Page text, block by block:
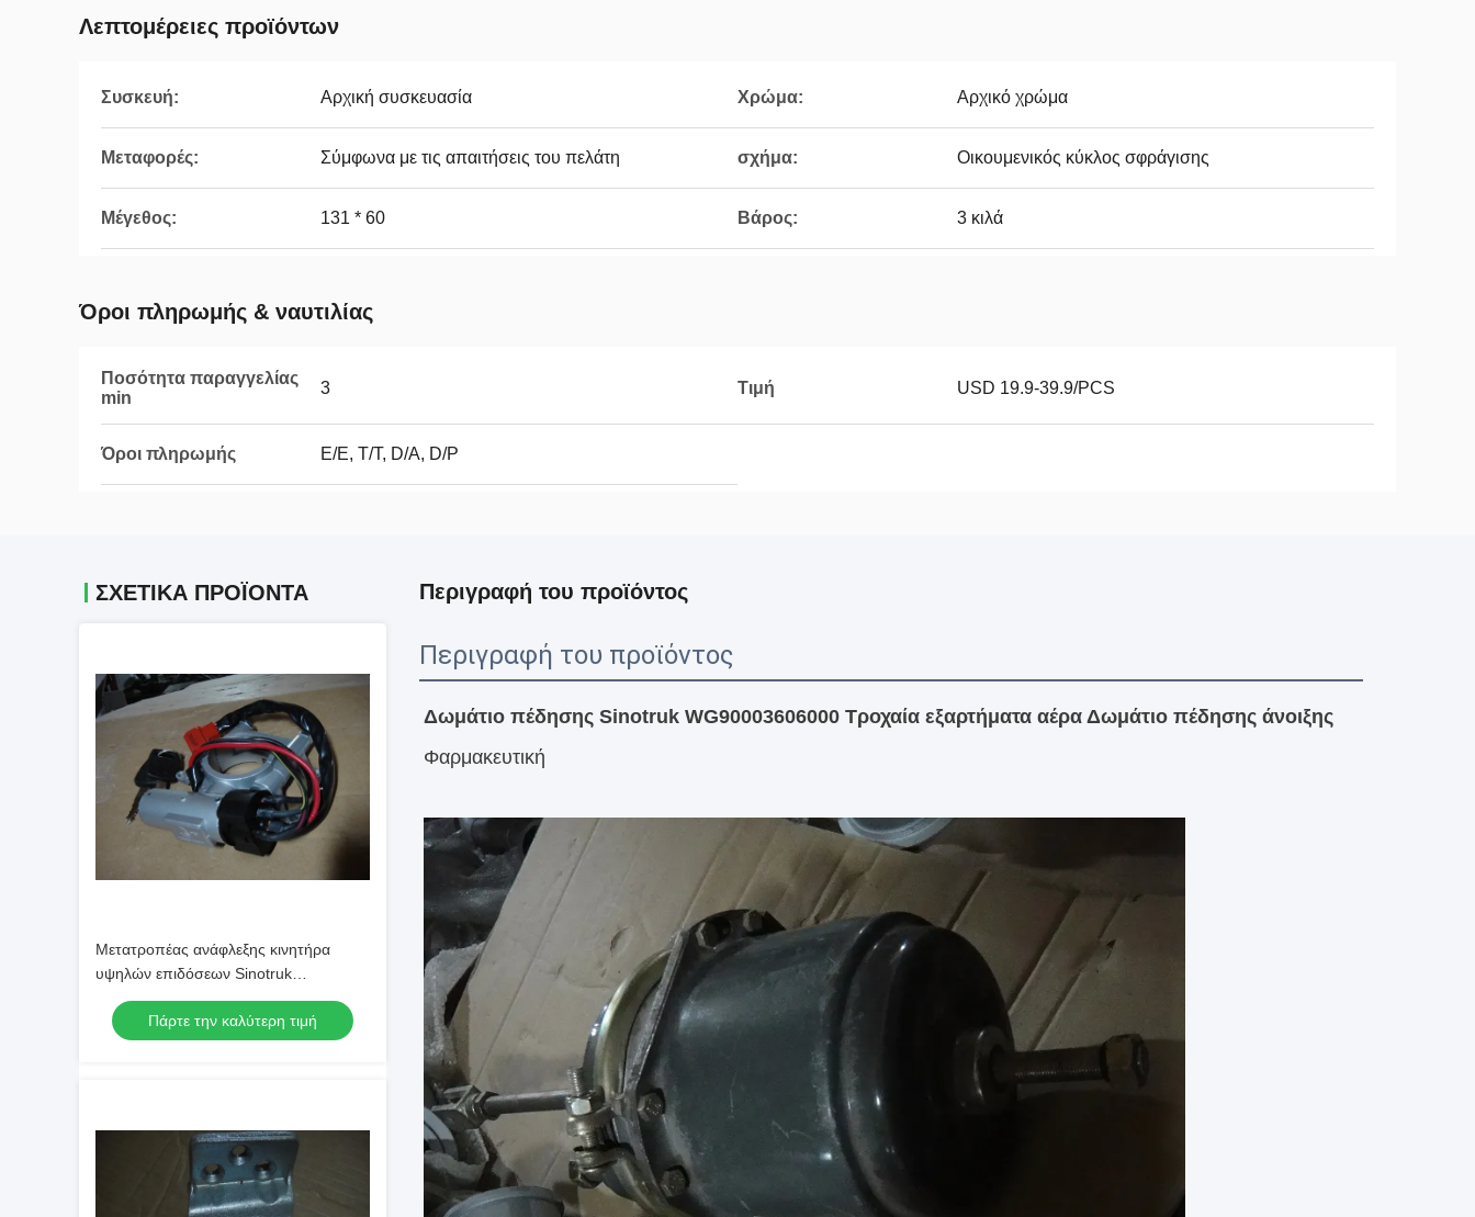
Λεπτομέρειες προϊόντων
Συσκευή: Αρχική συσκευασία Χρώμα: Αρχικό χρώμα
Μεταφορές: Σύμφωνα με τις απαιτήσεις του πελάτη σχήμα: Οικουμενικός κύκλος σφράγισης
Μέγεθος: 131 * 60 Βάρος: 3 κιλά
Όροι πληρωμής & ναυτιλίας
Ποσότητα παραγγελίας
min
3 Τιμή USD 19.9-39.9/PCS
Όροι πληρωμής Ε/Ε, Τ/Τ, D/A, D/P
ΣΧΕΤΙΚΑ ΠΡΟΪΟΝΤΑ
Μετατροπέας ανάφλεξης κινητήρα
υψηλών επιδόσεων Sinotruk
WG9625470030-2
Πάρτε την καλύτερη τιμή
Περιγραφή του προϊόντος
Περιγραφή του προϊόντος
Δωμάτιο πέδησης Sinotruk WG90003606000 Τροχαία εξαρτήματα αέρα Δωμάτιο πέδησης άνοιξης
Φαρμακευτική